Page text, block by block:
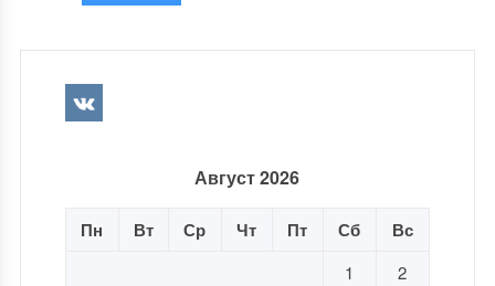
Август 2026
Пн Вт Ср Чт Пт Сб Вс
1
2